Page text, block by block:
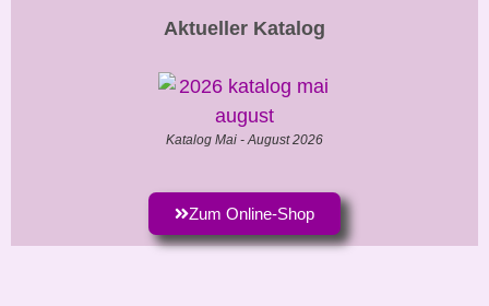
Aktueller Katalog
Katalog Mai - August 2026
Zum Online-Shop